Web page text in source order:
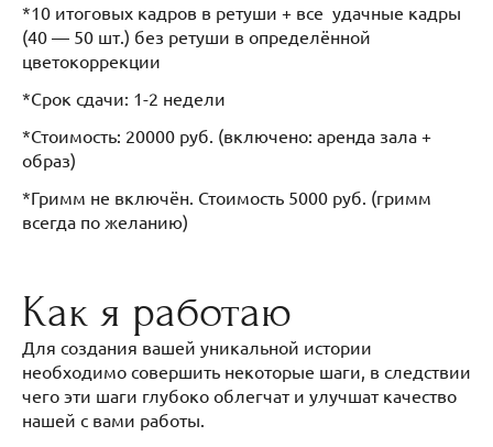
*10 итоговых кадров в ретуши + все удачные кадры
(40 — 50 шт.) без ретуши в определённой
цветокоррекции
*Срок сдачи: 1-2 недели
*Стоимость: 20000 руб. (включено: аренда зала +
образ)
*Гримм не включён. Стоимость 5000 руб. (гримм
всегда по желанию)
Как я работаю
Для создания вашей уникальной истории
необходимо совершить некоторые шаги, в следствии
чего эти шаги глубоко облегчат и улучшат качество
нашей с вами работы.